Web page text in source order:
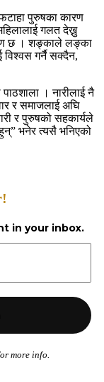
पुरुषका कारण
गलत देख्नु
छ । शङ्काले लङ्का
गर्नै सक्दैन,
। नारीलाई नै
र समाजलाई अघि
र पुरुषको सहकार्यले
भनेर त्यसै भनिएको
in your inbox.
more info.